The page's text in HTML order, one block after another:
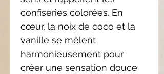
confiseries colorées. En
cœur, la noix de coco et la
vanille se mêlent
harmonieusement pour
créer une sensation douce